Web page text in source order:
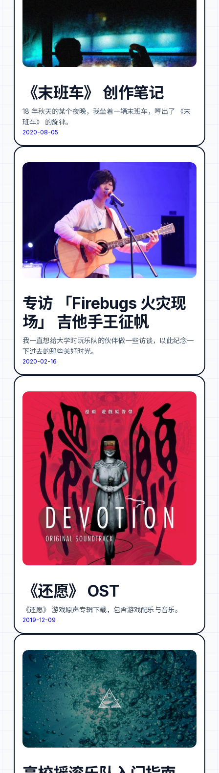
《末班车》 创作笔记
18 年秋天的某个夜晚，我坐着一辆末班车，哼出了 《末
班车》 的旋律。
2020-08-05
专访 「Firebugs 火灾现
场」 吉他手王征帆
我一直想给大学时玩乐队的伙伴做一些访谈，以此纪念一
下过去的那些美好时光。
2020-02-16
《还愿》 OST
《还愿》 游戏原声专辑下载，包含游戏配乐与音乐。
2019-12-09